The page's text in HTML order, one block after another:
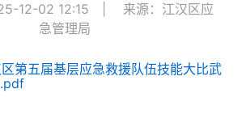
12-02 12:15
来源：江汉区应
急管理局
第五届基层应急救援队伍技能大比武